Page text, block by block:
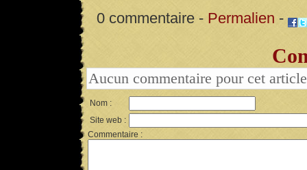
0 commentaire - Permalien -
Aucun commentaire pour cet article
Nom :
Site web :
Commentaire :